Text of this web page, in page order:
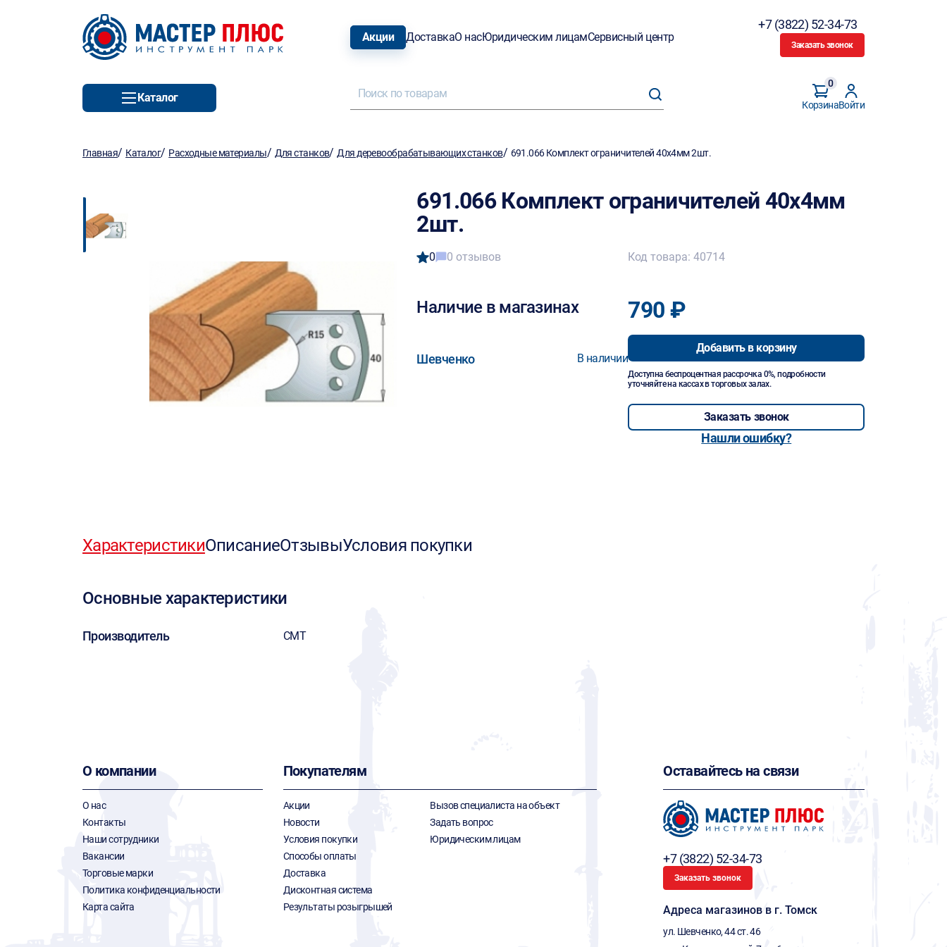
Акции ДоставкаО насЮридическим лицамСервисный центр
+7 (3822) 52-34-73
Заказать звонок
Каталог
Корзина
0
Войти
Главная/ Каталог/ Расходные материалы/ Для станков/Для деревообрабатывающих станков/ 691.066 Комплект ограничителей 40х4мм 2шт.
691.066 Комплект ограничителей 40х4мм
2шт.
0 0 отзывов
Наличие в магазинах
Шевченко В наличии
Код товара: 40714
790 ₽
Добавить в корзину
Доступна беспроцентная рассрочка 0%, подробности
уточняйте на кассах в торговых залах.
Заказать звонок
Нашли ошибку?
ХарактеристикиОписаниеОтзывыУсловия покупки
Основные характеристики
Производитель СМТ
О компании
О нас
Контакты
Наши сотрудники
Вакансии
Торговые марки
Политика конфиденциальности
Карта сайта
Покупателям
Акции
Новости
Условия покупки
Способы оплаты
Доставка
Дисконтная система
Результаты розыгрышей
Вызов специалиста на объект
Задать вопрос
Юридическим лицам
Оставайтесь на связи
+7 (3822) 52-34-73
Заказать звонок
Адреса магазинов в г. Томск
ул. Шевченко, 44 ст. 46